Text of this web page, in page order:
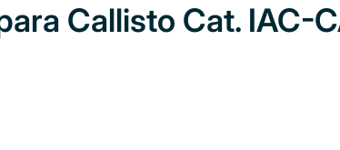
Callisto Cat. IAC-